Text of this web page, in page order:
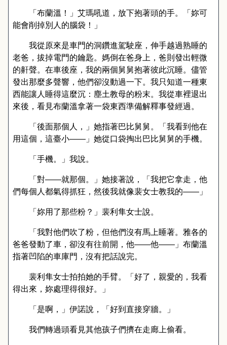
「布蘭溫！」艾瑪吼道，放下抱著頭的手。「妳可
能會削掉別人的腦袋！」
我從原來是車門的洞鑽進駕駛座，伸手越過熟睡的
老爸，拔掉電門的鑰匙。媽倒在爸身上，爸則發出輕微
的鼾聲。在車後座，我的兩個舅舅抱著彼此沉睡。儘管
發出那麼多聲響，他們卻沒動過一下。我只知道一種東
西能讓人睡得這麼沉：塵土教母的粉末。我從車裡退出
來後，看見布蘭溫拿著一袋東西準備解釋事發經過。
「後面那個人，」她指著巴比舅舅。「我看到他在
用這個，這臺小—— 」她從口袋掏出巴比舅舅的手機。
「手機。」我說。
「對——就那個。」她接著說，「我把它拿走，他
們每個人都氣得抓狂，然後我就像裴女士教我的—— 」
「妳用了那些粉？」裴利隼女士說。
「我對他們吹了粉，但他們沒有馬上睡著。雅各的
爸爸發動了車，卻沒有往前開，他——他—— 」布蘭溫
指著凹陷的車庫門，沒有把話說完。
裴利隼女士拍拍她的手臂。「好了，親愛的，我看
得出來，妳處理得很好。」
「是啊，」伊諾說，「好到直接穿牆。」
我們轉過頭看見其他孩子們擠在走廊上偷看。